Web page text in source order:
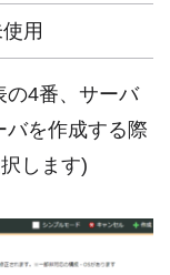
用
の4番、サーバ
バを作成する際
します)